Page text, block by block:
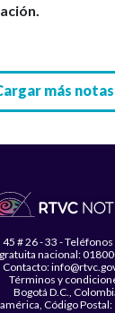
más notas
45 # 26 - 33 -
nacional:
Contacto:
Términos y
Bogotá D.C.,
Código